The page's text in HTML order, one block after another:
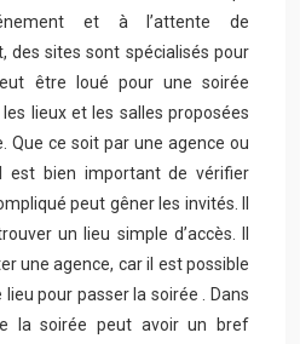
et à l’attente de
des sites sont spécialisés pour
être loué pour une soirée
lieux et les salles proposées
Que ce soit par une agence ou
est bien important de vérifier
peut gêner les invités. Il
un lieu simple d’accès. Il
une agence, car il est possible
pour passer la soirée . Dans
la soirée peut avoir un bref